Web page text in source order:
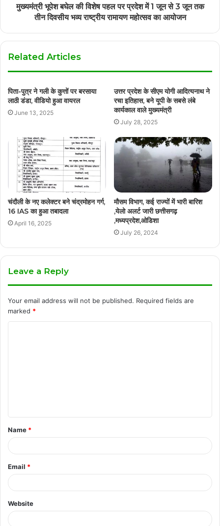
मुख्यमंत्री भूपेश बघेल की विशेष पहल पर प्रदेश में 1 जून से 3 जून तक
तीन दिवसीय भव्य राष्ट्रीय रामायण महोत्सव का आयोजन
Related Articles
पिता-पुत्र ने गली के कुत्तों पर बरसाया
लाठी डंडा, वीडियो हुआ वायरल
June 13, 2025
उत्तर प्रदेश के सीएम योगी आदित्यनाथ ने
रचा इतिहास, बने यूपी के सबसे लंबे
कार्यकाल वाले मुख्यमंत्री
July 28, 2025
चंदौली के नए कलेक्टर बने चंद्रमोहन गर्ग,
16 IAS का हुआ तबादला
April 16, 2025
मौसम विभाग, कई राज्यों में भारी बारिश
,येलो अलर्ट जारी छत्तीसगढ़
,मध्यप्रदेश,ओडिशा
July 26, 2024
Leave a Reply
Your email address will not be published. Required fields are
marked *
t
*
Name *
Email *
Website